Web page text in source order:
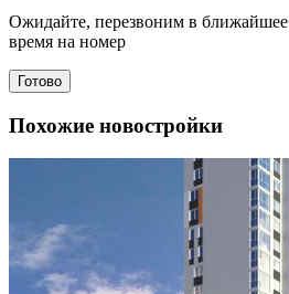
Ожидайте, перезвоним в ближайшее
время на номер
Готово
Похожие новостройки